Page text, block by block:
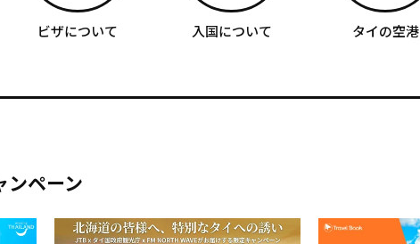
ビザについて 入国について タイの空港
ンペーン